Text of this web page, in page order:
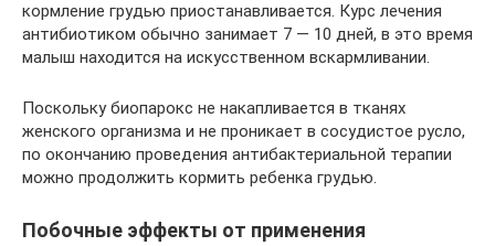
кормление грудью приостанавливается. Курс лечения
антибиотиком обычно занимает 7 — 10 дней, в это время
малыш находится на искусственном вскармливании.
Поскольку биопарокс не накапливается в тканях
женского организма и не проникает в сосудистое русло,
по окончанию проведения антибактериальной терапии
можно продолжить кормить ребенка грудью.
Побочные эффекты от применения